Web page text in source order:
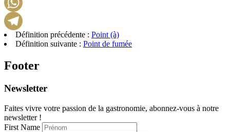
Telegram
Définition précédente : Point (à)
Définition suivante : Point de fumée
Footer
Newsletter
Faites vivre votre passion de la gastronomie, abonnez-vous à notre
newsletter !
First Name